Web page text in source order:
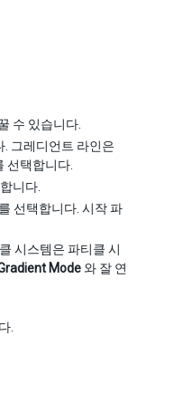
수 있습니다.
그레디언트 라인은
선택합니다.
니다.
선택합니다. 시작 파
시스템은 파티클 시
Mode와 잘 연
.